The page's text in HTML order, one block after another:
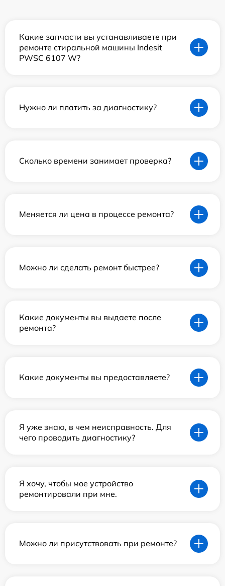
Какие запчасти вы устанавливаете при
ремонте стиральной машины Indesit
PWSC 6107 W?
Нужно ли платить за диагностику?
Сколько времени занимает проверка?
Меняется ли цена в процессе ремонта?
Можно ли сделать ремонт быстрее?
Какие документы вы выдаете после
ремонта?
Какие документы вы предоставляете?
Я уже знаю, в чем неисправность. Для
чего проводить диагностику?
Я хочу, чтобы мое устройство
ремонтировали при мне.
Можно ли присутствовать при ремонте?